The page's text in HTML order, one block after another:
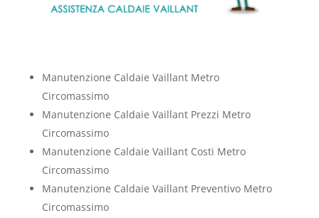
Manutenzione Caldaie Vaillant Metro
Circomassimo
Manutenzione Caldaie Vaillant Prezzi Metro
Circomassimo
Manutenzione Caldaie Vaillant Costi Metro
Circomassimo
Manutenzione Caldaie Vaillant Preventivo Metro
Circomassimo